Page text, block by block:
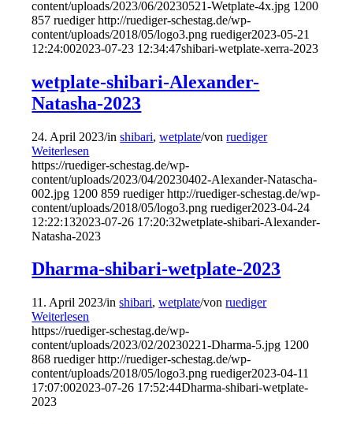
content/uploads/2023/06/20230521-Wetplate-4x.jpg 1200
857 ruediger http://ruediger-schestag.de/wp-
content/uploads/2018/05/logo3.png ruediger2023-05-21
12:24:002023-07-23 12:34:47shibari-wetplate-xerra-2023
wetplate-shibari-Alexander-
Natasha-2023
24. April 2023/inshibari,wetplate/vonruediger
Weiterlesen
https://ruediger-schestag.de/wp-
content/uploads/2023/04/20230402-Alexander-Natascha-
002.jpg 1200 859 ruediger http://ruediger-schestag.de/wp-
content/uploads/2018/05/logo3.png ruediger2023-04-24
12:22:132023-07-26 17:20:32wetplate-shibari-Alexander-
Natasha-2023
Dharma-shibari-wetplate-2023
11. April 2023/inshibari,wetplate/vonruediger
Weiterlesen
https://ruediger-schestag.de/wp-
content/uploads/2023/02/20230221-Dharma-5.jpg 1200
868 ruediger http://ruediger-schestag.de/wp-
content/uploads/2018/05/logo3.png ruediger2023-04-11
17:07:002023-07-26 17:52:44Dharma-shibari-wetplate-
2023